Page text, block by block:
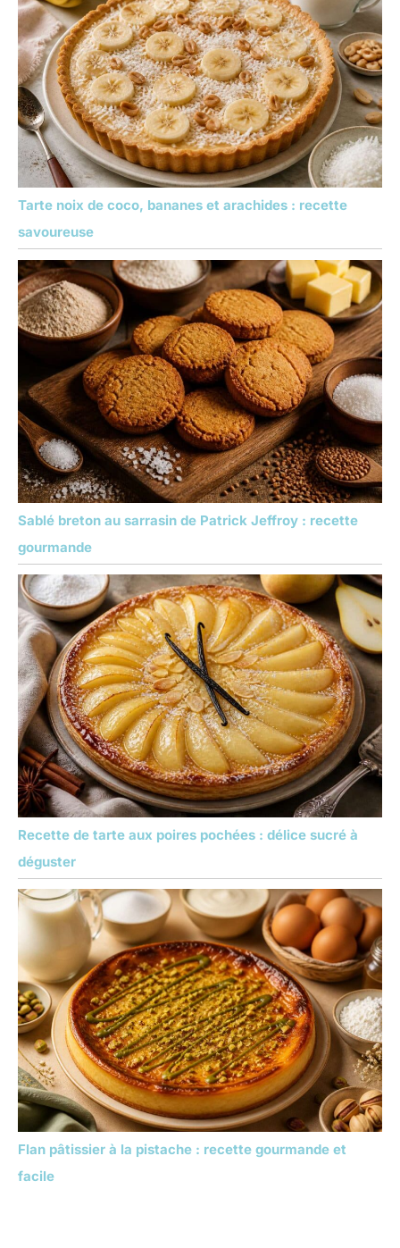
Tarte noix de coco, bananes et arachides : recette
savoureuse
Sablé breton au sarrasin de Patrick Jeffroy : recette
gourmande
Recette de tarte aux poires pochées : délice sucré à
déguster
Flan pâtissier à la pistache : recette gourmande et
facile